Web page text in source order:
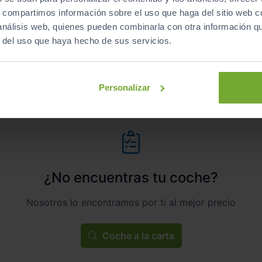
información sobre el uso que haga del sitio web
web, quienes pueden combinarla con otra información
uso que haya hecho de sus servicios.
Personalizar
Manual
Gasolina
C
¿No encuentras tu coche?
Nosotros lo encontramos por ti al mejor precio
Coche a la carta